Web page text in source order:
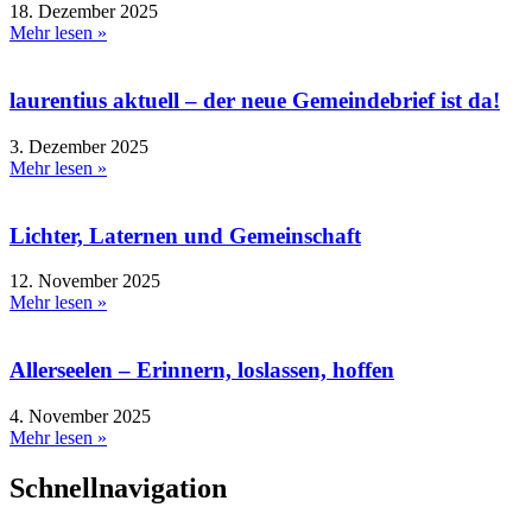
18. Dezember 2025
Mehr lesen »
laurentius aktuell – der neue Gemeindebrief ist da!
3. Dezember 2025
Mehr lesen »
Lichter, Laternen und Gemeinschaft
12. November 2025
Mehr lesen »
Allerseelen – Erinnern, loslassen, hoffen
4. November 2025
Mehr lesen »
Schnellnavigation